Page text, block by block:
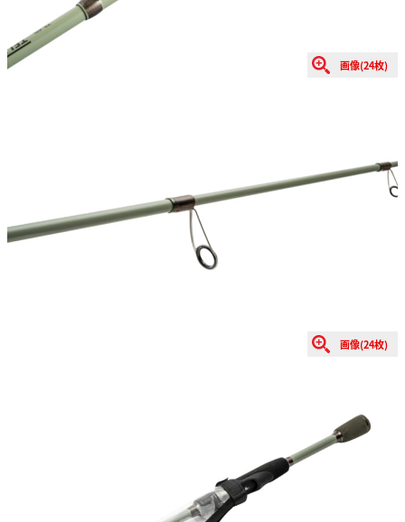
画像(24枚)
画像(24枚)